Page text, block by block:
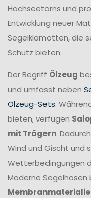
Hochseetörns und
Entwicklung neuer
Segelklamotten, die
Schutz bieten.
Der Begriff Ölzeug
und umfasst neben
Ölzeug-Sets.
bieten, verfügen
mit Trägern.
Wind und Gischt und
Wetterbedingungen
Moderne